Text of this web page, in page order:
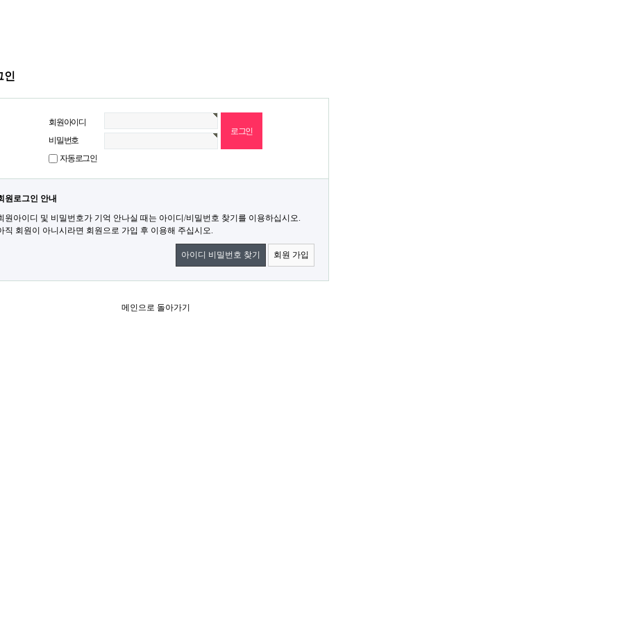
인
회원아이디
비밀번호
자동로그인
원로그인 안내
원아이디 및 비밀번호가 기억 안나실 때는 아이디/비밀번호 찾기를 이용하십시오.
직 회원이 아니시라면 회원으로 가입 후 이용해 주십시오.
아이디 비밀번호 찾기 회원 가입
메인으로 돌아가기